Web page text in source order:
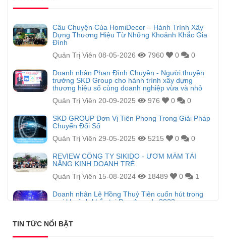
Câu Chuyện Của HomiDecor – Hành Trình Xây
Dựng Thương Hiệu Từ Những Khoảnh Khắc Gia
Đình
Quản Trị Viên 08-05-2026 7960 0 0
Doanh nhân Phan Đình Chuyền - Người thuyền
trưởng SKD Group cho hành trình xây dựng
thương hiệu số cùng doanh nghiệp vừa và nhỏ
Quản Trị Viên 20-09-2025 976 0 0
SKD GROUP Đơn Vị Tiên Phong Trong Giải Pháp
Chuyển Đổi Số
Quản Trị Viên 29-05-2025 5215 0 0
REVIEW CÔNG TY SIKIDO - ƯƠM MẦM TÀI
NĂNG KINH DOANH TRẺ
Quản Trị Viên 15-08-2024 18489 0 1
Doanh nhân Lê Hồng Thuỷ Tiên cuốn hút trong
mọi khoảnh khắc tại Đẹp Awards 2023
TIN TỨC NỔI BẬT